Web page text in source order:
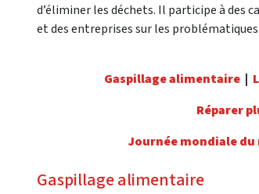
d’éliminer les déchets. Il participe à
et des entreprises sur les
Gaspillage alimentaire |
Réparer
Journée mondiale du
Gaspillage alimentaire